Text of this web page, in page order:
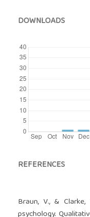
DOWNLOADS
REFERENCES
Braun, V., &